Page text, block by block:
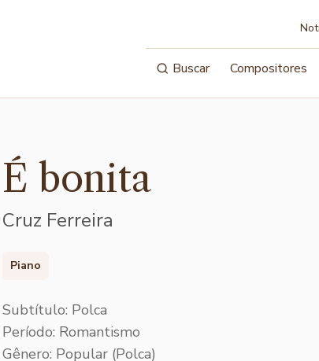
Buscar Compositores
É bonita
Cruz Ferreira
Piano
Subtítulo: Polca
Período: Romantismo
Gênero: Popular (Polca)